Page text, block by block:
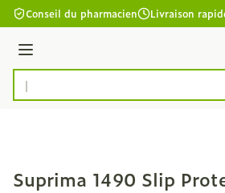
Aller au contenu
Conseil du pharmacien Livraison
Menu
Rechercher
Suprima 1490 Slip